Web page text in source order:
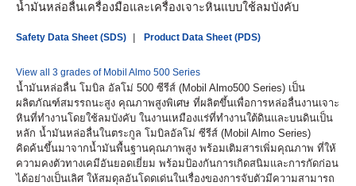
น้ำมันหล่อลื่นเครื่องมือและเครื่องเจาะหินแบบใช้ลมบังคับ
Safety Data Sheet (SDS) Product Data Sheet (PDS)
View all 3 grades of Mobil Almo 500 Series
น้ำมันหล่อลื่น โมบิล อัลโม่ 500 ซีรีส์ (Mobil Almo500 Series) เป็น
ผลิตภัณฑ์สมรรถนะสูง คุณภาพสูงพิเศษ ที่ผลิตขึ้นเพื่อการหล่อลื่นงานเจาะ
หินที่ทำงานโดยใช้ลมบังคับ ในงานเหมืองแร่ที่ทำงานใต้ดินและบนดินเป็น
หลัก น้ำมันหล่อลื่นในตระกูล โมบิลอัลโม่ ซีรีส์ (Mobil Almo Series)
คิดค้นขึ้นมาจากน้ำมันพื้นฐานคุณภาพสูง พร้อมเติมสารเพิ่มคุณภาพ ที่ให้
ความคงตัวทางเคมีอันยอดเยี่ยม พร้อมป้องกันการเกิดสนิมและการกัดก่อน
ได้อย่างเป็นเลิศ ให้สมดุลอันโดดเด่นในเรื่องของการจับตัวมีความสามารถ